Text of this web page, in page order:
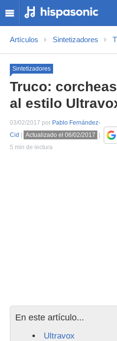
Artículos Sintetizadores
Sintetizadores
Truco:
al estilo
03/02/2017 por Pablo Fernández-
Cid
Actualizado el 06/02/2017
5 min de lectura
En este artículo...
Ultravox